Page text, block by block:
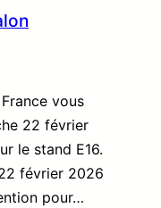
vous
22 février
le stand E16.
février 2026
pour…